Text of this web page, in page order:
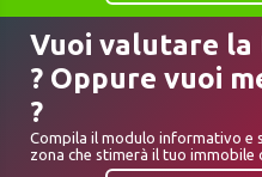
Vuoi valutare la
? Oppure vuoi
?
Compila il modulo informativo e
zona che stimerà il tuo immobile